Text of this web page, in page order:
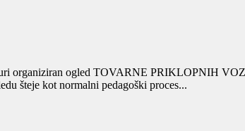
organiziran ogled TOVARNE PRIKLOPNIH
šteje kot normalni pedagoški proces...